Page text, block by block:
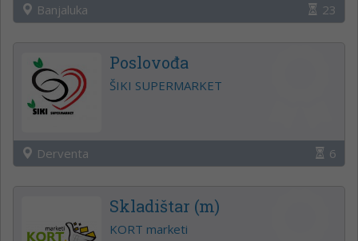
Banjaluka 23
Poslovođa
ŠIKI SUPERMARKET
Derventa 6
Skladištar (m)
KORT marketi